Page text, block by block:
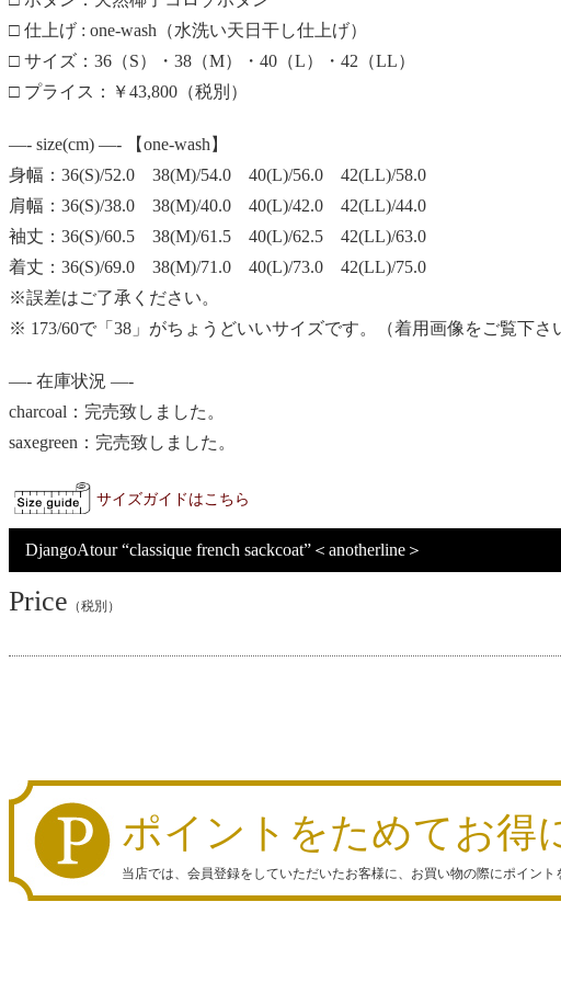
□ 仕上げ : one-wash（水洗い天日干し仕上げ）
□ サイズ：36（S）・38（M）・40（L）・42（LL）
□ プライス：￥43,800（税別）
—- size(cm) —- 【one-wash】
身幅：36(S)/52.0 38(M)/54.0 40(L)/56.0 42(LL)/58.0
肩幅：36(S)/38.0 38(M)/40.0 40(L)/42.0 42(LL)/44.0
袖丈：36(S)/60.5 38(M)/61.5 40(L)/62.5 42(LL)/63.0
着丈：36(S)/69.0 38(M)/71.0 40(L)/73.0 42(LL)/75.0
※誤差はご了承ください。
※ 173/60で「38」がちょうどいいサイズです。（着用画像をご覧下さ
—- 在庫状況 —-
charcoal：完売致しました。
saxegreen：完売致しました。
サイズガイドはこちら
DjangoAtour “classique french sackcoat”＜anotherline＞
Price （税別）
ポイントをためてお得
当店では、会員登録をしていただいたお客様に、お買い物の際にポイント